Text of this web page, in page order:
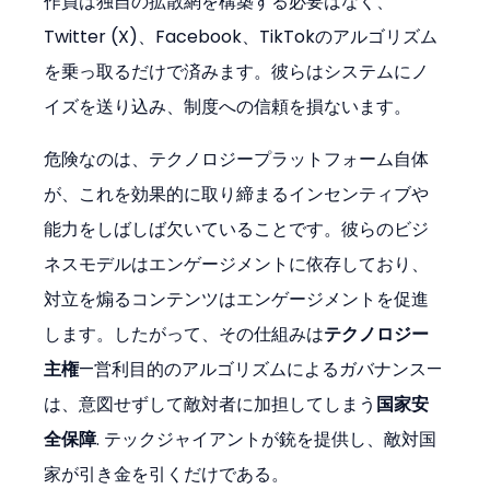
Twitter (X)、Facebook、TikTokのアルゴリズム
を乗っ取るだけで済みます。彼らはシステムにノ
イズを送り込み、制度への信頼を損ないます。
危険なのは、テクノロジープラットフォーム自体
が、これを効果的に取り締まるインセンティブや
能力をしばしば欠いていることです。彼らのビジ
ネスモデルはエンゲージメントに依存しており、
対立を煽るコンテンツはエンゲージメントを促進
します。したがって、その仕組みはテクノロジー
主権—営利目的のアルゴリズムによるガバナンス—
は、意図せずして敵対者に加担してしまう 国家安
全保障. テックジャイアントが銃を提供し、敵対国
家が引き金を引くだけである。